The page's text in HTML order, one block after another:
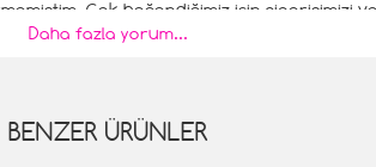
Çok beğendiğimiz için siparişimizi
Daha fazla yorum...
BENZER ÜRÜNLER